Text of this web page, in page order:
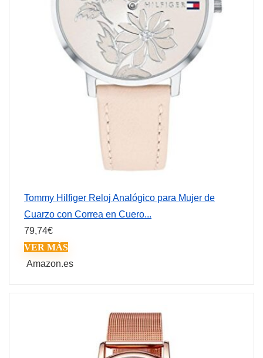
Tommy Hilfiger Reloj Analógico para Mujer de
Cuarzo con Correa en Cuero...
79,74€
VER MÁS
Amazon.es